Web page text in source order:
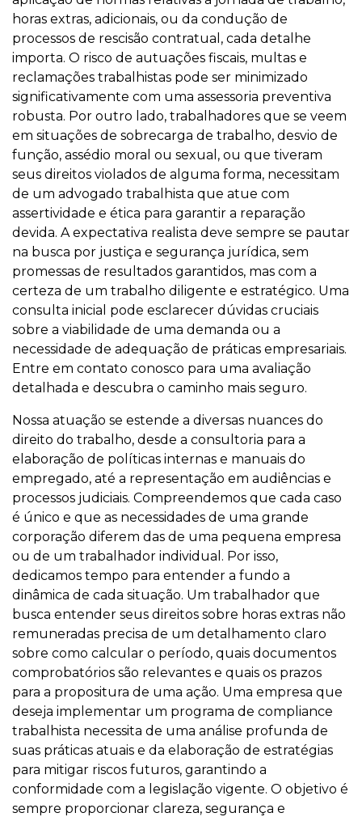
horas extras, adicionais, ou da condução de
processos de rescisão contratual, cada detalhe
importa. O risco de autuações fiscais, multas e
reclamações trabalhistas pode ser minimizado
significativamente com uma assessoria preventiva
robusta. Por outro lado, trabalhadores que se veem
em situações de sobrecarga de trabalho, desvio de
função, assédio moral ou sexual, ou que tiveram
seus direitos violados de alguma forma, necessitam
de um advogado trabalhista que atue com
assertividade e ética para garantir a reparação
devida. A expectativa realista deve sempre se pautar
na busca por justiça e segurança jurídica, sem
promessas de resultados garantidos, mas com a
certeza de um trabalho diligente e estratégico. Uma
consulta inicial pode esclarecer dúvidas cruciais
sobre a viabilidade de uma demanda ou a
necessidade de adequação de práticas empresariais.
Entre em contato conosco para uma avaliação
detalhada e descubra o caminho mais seguro.
Nossa atuação se estende a diversas nuances do
direito do trabalho, desde a consultoria para a
elaboração de políticas internas e manuais do
empregado, até a representação em audiências e
processos judiciais. Compreendemos que cada caso
é único e que as necessidades de uma grande
corporação diferem das de uma pequena empresa
ou de um trabalhador individual. Por isso,
dedicamos tempo para entender a fundo a
dinâmica de cada situação. Um trabalhador que
busca entender seus direitos sobre horas extras não
remuneradas precisa de um detalhamento claro
sobre como calcular o período, quais documentos
comprobatórios são relevantes e quais os prazos
para a propositura de uma ação. Uma empresa que
deseja implementar um programa de compliance
trabalhista necessita de uma análise profunda de
suas práticas atuais e da elaboração de estratégias
para mitigar riscos futuros, garantindo a
conformidade com a legislação vigente. O objetivo é
sempre proporcionar clareza, segurança e